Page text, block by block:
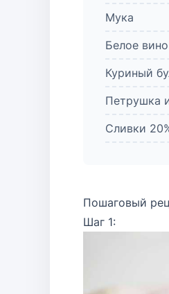
Мука
Белое вино
Куриный
Петрушка
Сливки
Пошаговый
Шаг 1: